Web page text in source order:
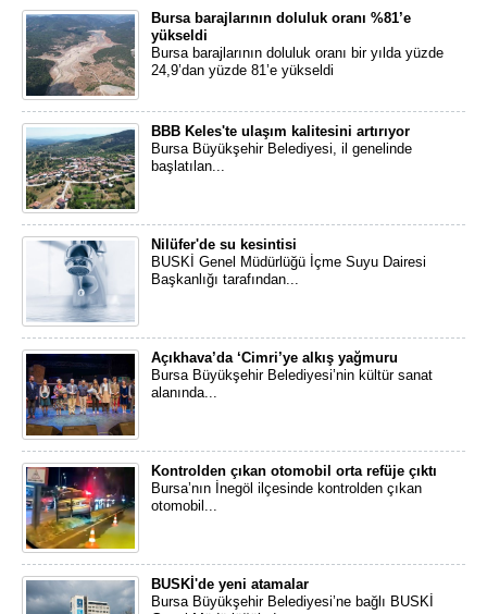
Bursa barajlarının doluluk oranı %81’e
yükseldi
Bursa barajlarının doluluk oranı bir yılda yüzde
24,9’dan yüzde 81’e yükseldi
BBB Keles'te ulaşım kalitesini artırıyor
Bursa Büyükşehir Belediyesi, il genelinde
başlatılan...
Nilüfer'de su kesintisi
BUSKİ Genel Müdürlüğü İçme Suyu Dairesi
Başkanlığı tarafından...
Açıkhava’da ‘Cimri’ye alkış yağmuru
Bursa Büyükşehir Belediyesi’nin kültür sanat
alanında...
Kontrolden çıkan otomobil orta refüje çıktı
Bursa’nın İnegöl ilçesinde kontrolden çıkan
otomobil...
BUSKİ'de yeni atamalar
Bursa Büyükşehir Belediyesi’ne bağlı BUSKİ